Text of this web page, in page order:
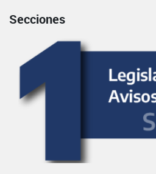
Secciones